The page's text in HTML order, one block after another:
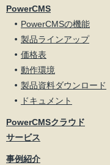
PowerCMS
PowerCMSの機能
製品ラインアップ
価格表
動作環境
製品資料ダウンロード
ドキュメント
PowerCMSクラウド
サービス
事例紹介